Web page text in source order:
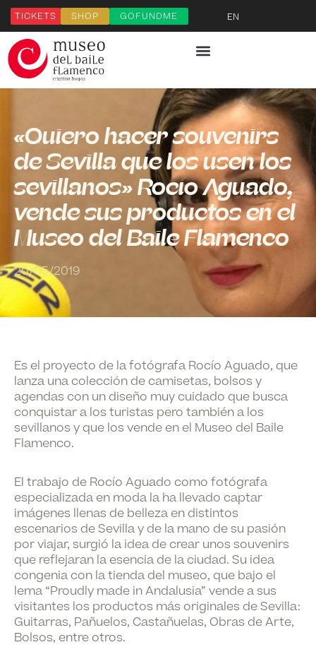
TICKETS SHOP GOFUNDME EN
«Quiero hacer souvenirs
de Sevilla que los usen los
sevillanos» Rocío Aguado,
vende sus productos en el
Museo del Baile Flamenco
20/05/2019
Es el proyecto de la fotógrafa Rocío Aguado, que
lanza una colección de camisetas, bolsos y
agendas con un diseño muy cuidado que busca
conquistar a los turistas pero también a los
sevillanos y que los vende en el Museo del Baile
Flamenco.
El trabajo de Rocío Aguado como fotógrafa
especializada en moda la ha llevado captar
imágenes llenas de belleza en distintos
escenarios de Sevilla y de la mano de su pasión
por viajar, surgió la idea de crear unos souvenirs
que reflejaran la esencia de la ciudad. Su idea
congenia con la tienda del museo, que bajo el
lema “Proudly made in Andalusia” vende a sus
visitantes los productos más originales de Sevilla:
Guitarras, Pañuelos, Castañuelas, Obras de Arte,
Bolsos, entre otros.